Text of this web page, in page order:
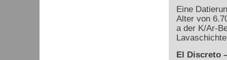
Eine
Alter von
a der K/Ar-
El Discreto